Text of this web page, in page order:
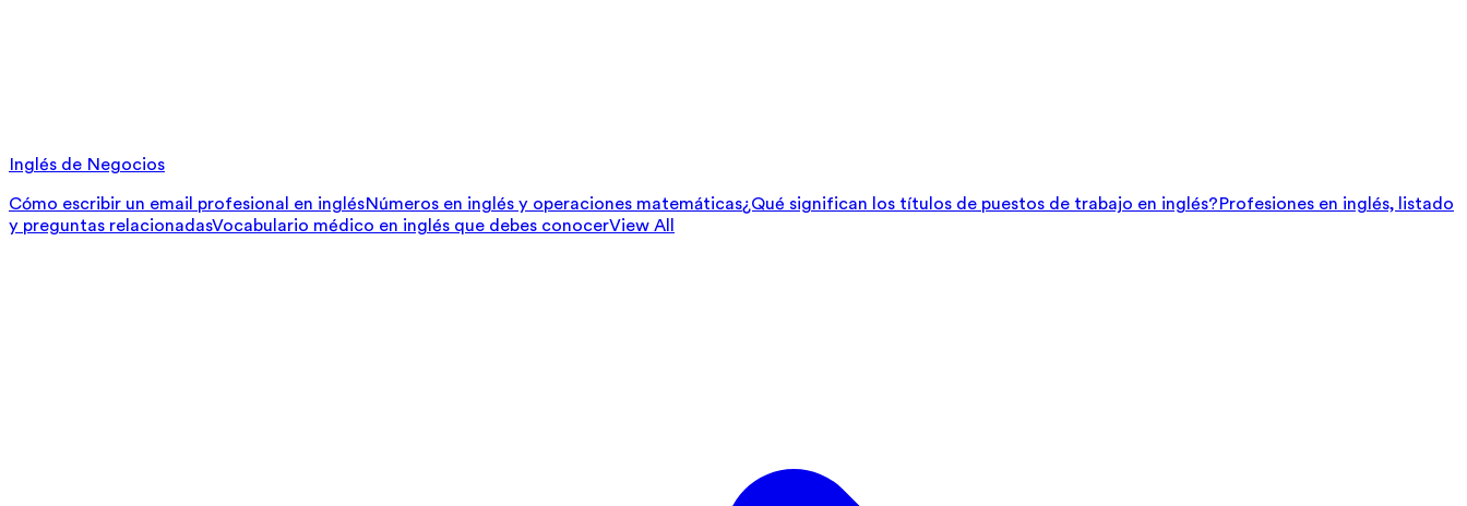
Inglés de Negocios
Cómo escribir un email profesional en inglésNúmeros en inglés y operaciones matemáticas¿Qué significan los títulos de puestos de trabajo en inglés?Profesiones en inglés, listado
y preguntas relacionadasVocabulario médico en inglés que debes conocerView All